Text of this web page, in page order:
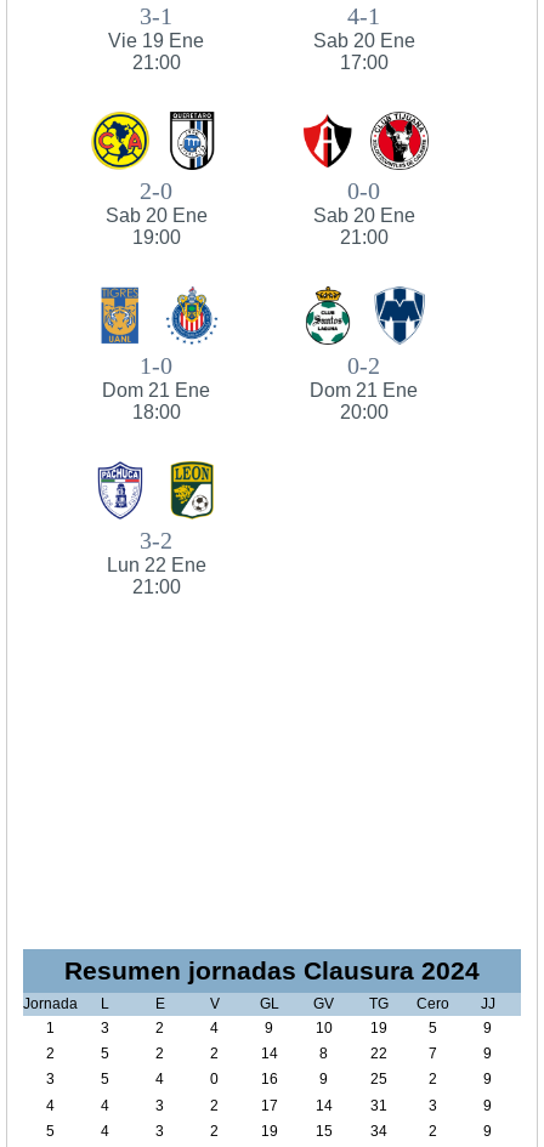
3-1
Vie 19 Ene
21:00
4-1
Sab 20 Ene
17:00
2-0
Sab 20 Ene
19:00
0-0
Sab 20 Ene
21:00
1-0
Dom 21 Ene
18:00
0-2
Dom 21 Ene
20:00
3-2
Lun 22 Ene
21:00
Resumen jornadas Clausura 2024
Jornada L E V GL GV TG Cero
JJ
1
3 2 4 9 10 19 5
9
2
5 2 2 14 8 22 7
9
3
5 4 0 16 9 25 2
9
4
4 3 2 17 14 31 3
9
5
4 3 2 19 15 34 2
9